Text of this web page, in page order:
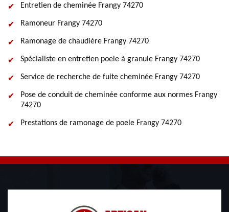
Entretien de cheminée Frangy 74270
Ramoneur Frangy 74270
Ramonage de chaudière Frangy 74270
Spécialiste en entretien poele à granule Frangy 74270
Service de recherche de fuite cheminée Frangy 74270
Pose de conduit de cheminée conforme aux normes Frangy
74270
Prestations de ramonage de poele Frangy 74270